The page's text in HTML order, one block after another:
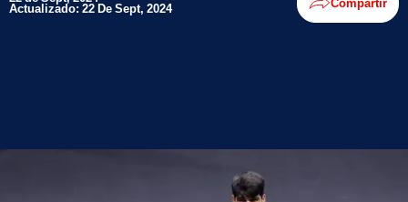
Actualizado: 22 De Sept, 2024